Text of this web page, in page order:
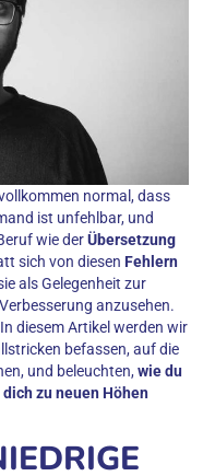
normal, dass
ist unfehlbar, und
wie derÜbersetzung
sich von diesen Fehlern
als Gelegenheit zur
anzusehen.
diesem Artikel werden wir
befassen, auf die
und beleuchten, wie du
zu neuen Höhen